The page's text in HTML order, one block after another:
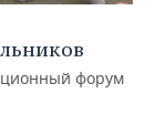
форум